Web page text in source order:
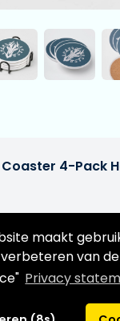
maakt
van
Privacy
4-Pack
leverdatum: